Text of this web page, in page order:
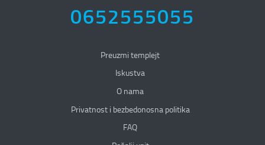
0652555055
Preuzmi templejt
Iskustva
O nama
Privatnost i bezbedonosna politika
Privatnost i bezbedonosna politika
FAQ